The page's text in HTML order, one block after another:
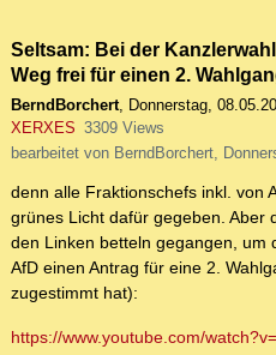
Seltsam: Bei der
Weg frei für einen 2.
BerndBorchert, Donnerstag,
XERXES 3309 Views
bearbeitet von BerndBorchert,
denn alle Fraktionschefs inkl. von
grünes Licht dafür gegeben. Aber
den Linken betteln gegangen, um
AfD einen Antrag für eine 2.
zugestimmt hat):
https://www.youtube.com/